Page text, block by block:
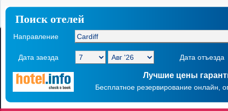
Поиск отелей
Направление
Дата заезда Дата отъезда
Лучшие цены
Бесплатное резервирование онлайн,